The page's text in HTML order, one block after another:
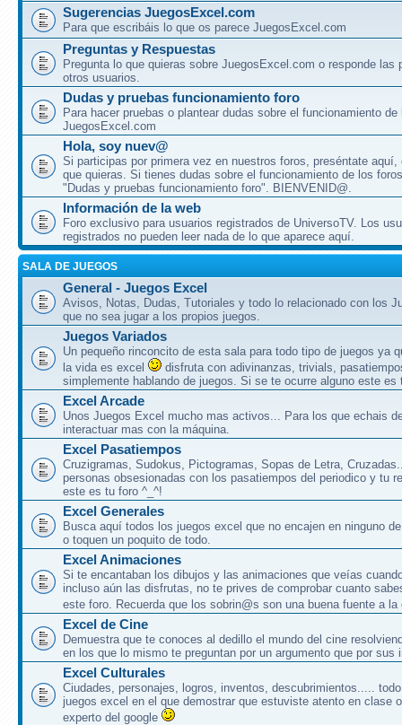
Sugerencias JuegosExcel.com
Para que escribáis lo que os parece JuegosExcel.com
Preguntas y Respuestas
Pregunta lo que quieras sobre JuegosExcel.com o responde las
otros usuarios.
Dudas y pruebas funcionamiento foro
Para hacer pruebas o plantear dudas sobre el funcionamiento
JuegosExcel.com
Hola, soy nuev@
Si participas por primera vez en nuestros foros, preséntate aquí,
que quieras. Si tienes dudas sobre el funcionamiento de los
"Dudas y pruebas funcionamiento foro". BIENVENID@.
Información de la web
Foro exclusivo para usuarios registrados de UniversoTV. Los
registrados no pueden leer nada de lo que aparece aquí.
SALA DE JUEGOS
General - Juegos Excel
Avisos, Notas, Dudas, Tutoriales y todo lo relacionado con los
que no sea jugar a los propios juegos.
Juegos Variados
Un pequeño rinconcito de esta sala para todo tipo de juegos ya
la vida es excel
disfruta con adivinanzas, trivials,
simplemente hablando de juegos. Si se te ocurre alguno este es
Excel Arcade
Unos Juegos Excel mucho mas activos... Para los que echais
interactuar mas con la máquina.
Excel Pasatiempos
Cruzigramas, Sudokus, Pictogramas, Sopas de Letra,
personas obsesionadas con los pasatiempos del periodico y tu
este es tu foro ^_^!
Excel Generales
Busca aquí todos los juegos excel que no encajen en ninguno
o toquen un poquito de todo.
Excel Animaciones
Si te encantaban los dibujos y las animaciones que veías
incluso aún las disfrutas, no te prives de comprobar cuanto
este foro. Recuerda que los sobrin@s son una buena fuente a
Excel de Cine
Demuestra que te conoces al dedillo el mundo del cine
en los que lo mismo te preguntan por un argumento que por sus
Excel Culturales
Ciudades, personajes, logros, inventos, descubrimientos.....
juegos excel en el que demostrar que estuviste atento en clase
experto del google